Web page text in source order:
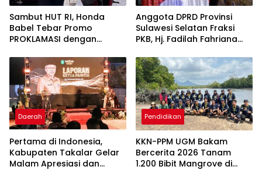
Sambut HUT RI, Honda
Babel Tebar Promo
PROKLAMASI dengan
Jutaan Rupiah
Anggota DPRD Provinsi
Sulawesi Selatan Fraksi
PKB, Hj. Fadilah Fahriana
Takalar Menyalakan
Lentera Pengabdian
Melalui Malam Apresiasi
dan Inovasi Award 2026
Daerah
Pertama di Indonesia,
Kabupaten Takalar Gelar
Malam Apresiasi dan
Pendidikan
KKN-PPM UGM Bakam
Bercerita 2026 Tanam
1.200 Bibit Mangrove di